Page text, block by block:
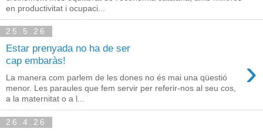
en productivitat i ocupaci...
25.5.26
Estar prenyada no ha de ser
cap embaràs!
›
La manera com parlem de les dones no és mai una qüestió
menor. Les paraules que fem servir per referir-nos al seu cos,
a la maternitat o a l...
26.4.26